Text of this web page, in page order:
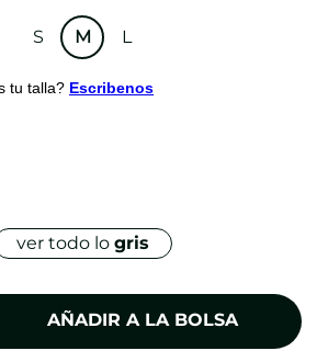
S M L
tu talla? Escribenos
ver todo lo gris
AÑADIR A LA BOLSA